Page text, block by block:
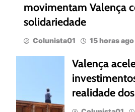
movimentam Valença
solidariedade
Colunista01 15 horas ago
Valença
realidade